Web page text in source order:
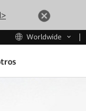
Worldwide